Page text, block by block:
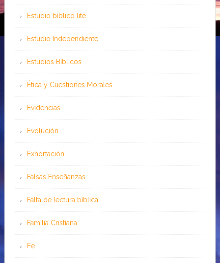
Estudio bíblico lite
Estudio Independiente
Estudios Bíblicos
Ética y Cuestiones Morales
Evidencias
Evolución
Exhortación
Falsas Enseñanzas
Falta de lectura bíblica
Familia Cristiana
Fe